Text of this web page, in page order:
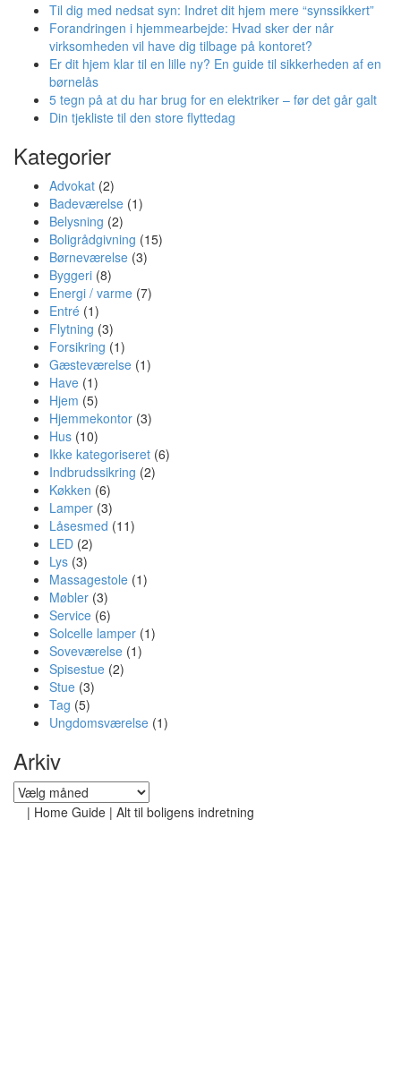
Til dig med nedsat syn: Indret dit hjem mere “synssikkert”
Forandringen i hjemmearbejde: Hvad sker der når
virksomheden vil have dig tilbage på kontoret?
Er dit hjem klar til en lille ny? En guide til sikkerheden af en
børnelås
5 tegn på at du har brug for en elektriker – før det går galt
Din tjekliste til den store flyttedag
Kategorier
Advokat (2)
Badeværelse (1)
Belysning (2)
Boligrådgivning (15)
Børneværelse (3)
Byggeri (8)
Energi / varme (7)
Entré (1)
Flytning (3)
Forsikring (1)
Gæsteværelse (1)
Have (1)
Hjem (5)
Hjemmekontor (3)
Hus (10)
Ikke kategoriseret (6)
Indbrudssikring (2)
Køkken (6)
Lamper (3)
Låsesmed (11)
LED (2)
Lys (3)
Massagestole (1)
Møbler (3)
Service (6)
Solcelle lamper (1)
Soveværelse (1)
Spisestue (2)
Stue (3)
Tag (5)
Ungdomsværelse (1)
Arkiv
Arkiv
| Home Guide | Alt til boligens indretning